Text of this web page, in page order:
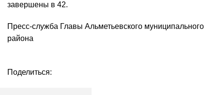
завершены в 42.
Пресс-служба Главы Альметьевского муниципального
района
Поделиться: